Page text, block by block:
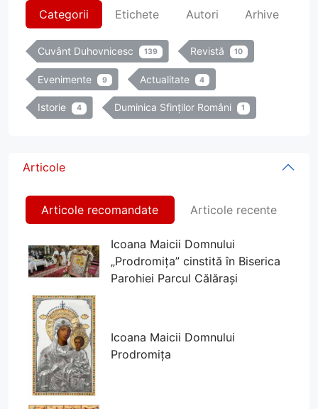
Categorii Etichete Autori Arhive
Cuvânt Duhovnicesc 139 Revistă 10
Evenimente 9 Actualitate 4
Istorie 4 Duminica Sfinților Români 1
Articole
Articole recomandate Articole recente
Icoana Maicii Domnului
„Prodromița” cinstită în Biserica
Parohiei Parcul Călărași
Icoana Maicii Domnului
Prodromița